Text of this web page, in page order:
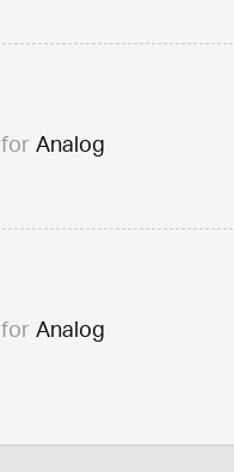
forAnalog
forAnalog